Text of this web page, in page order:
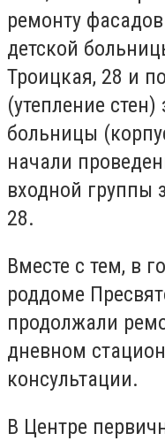
ремонту
детской
Троицкая, 28 и
(утепление
больницы
начали
входной группы
28.
Вместе с тем, в
роддоме
продолжали
дневном
консультации.
В Центре